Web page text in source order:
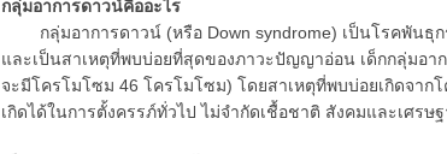
กลุ่มอาการดาวน์คืออะไร
กลุ่มอาการดาวน์ (หรือ Down syndrome) เป็นโรคพันธุก
และเป็นสาเหตุที่พบบ่อยที่สุดของภาวะปัญญาอ่อน เด็กกลุ่มอ
จะมีโครโมโซม 46 โครโมโซม) โดยสาเหตุที่พบบ่อยเกิดจาก
เกิดได้ในการตั้งครรภ์ทั่วไป ไม่จำกัดเชื้อชาติ สังคมและเศรษ